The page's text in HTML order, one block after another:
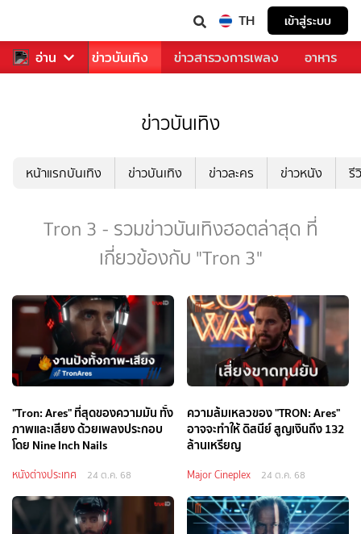
TH เข้าสู่ระบบ
อ่าน
ฬา ข่าว ข่าวบันเทิง ข่าวสารวงการเพลง อาหาร
ข่าวบันเทิง
หน้าแรกบันเทิง ข่าวบันเทิง ข่าวละคร ข่าวหนัง รี
Tron 3 - รวมข่าวบันเทิงฮอตล่าสุด ที่
เกี่ยวข้องกับ "Tron 3"
"Tron: Ares" ที่สุดของความมัน ทั้ง
ภาพและเสียง ด้วยเพลงประกอบ
โดย Nine Inch Nails
หนังต่างประเทศ 24 ต.ค. 68
ความล้มเหลวของ "TRON: Ares"
อาจจะทำให้ ดิสนีย์ สูญเงินถึง 132
ล้านเหรียญ
Major Cineplex 24 ต.ค. 68